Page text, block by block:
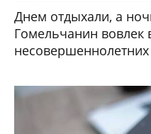
Днем отдыхали, а
Гомельчанин вовлек
несовершеннолетних